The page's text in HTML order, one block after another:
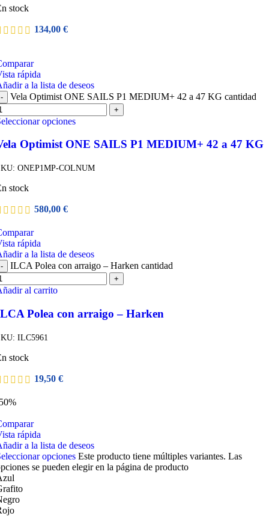
stock
134,00 €
rápida
a la lista de deseos
- Vela Optimist ONE SAILS P1 MEDIUM+ 42 a 47 KG cantidad
+
opciones
Optimist ONE SAILS P1 MEDIUM+ 42 a 47 KG
ONEP1MP-COLNUM
stock
580,00 €
rápida
a la lista de deseos
- ILCA Polea con arraigo – Harken cantidad
+
al carrito
Polea con arraigo – Harken
ILC5961
stock
19,50 €
rápida
a la lista de deseos
opciones Este producto tiene múltiples variantes. Las
se pueden elegir en la página de producto